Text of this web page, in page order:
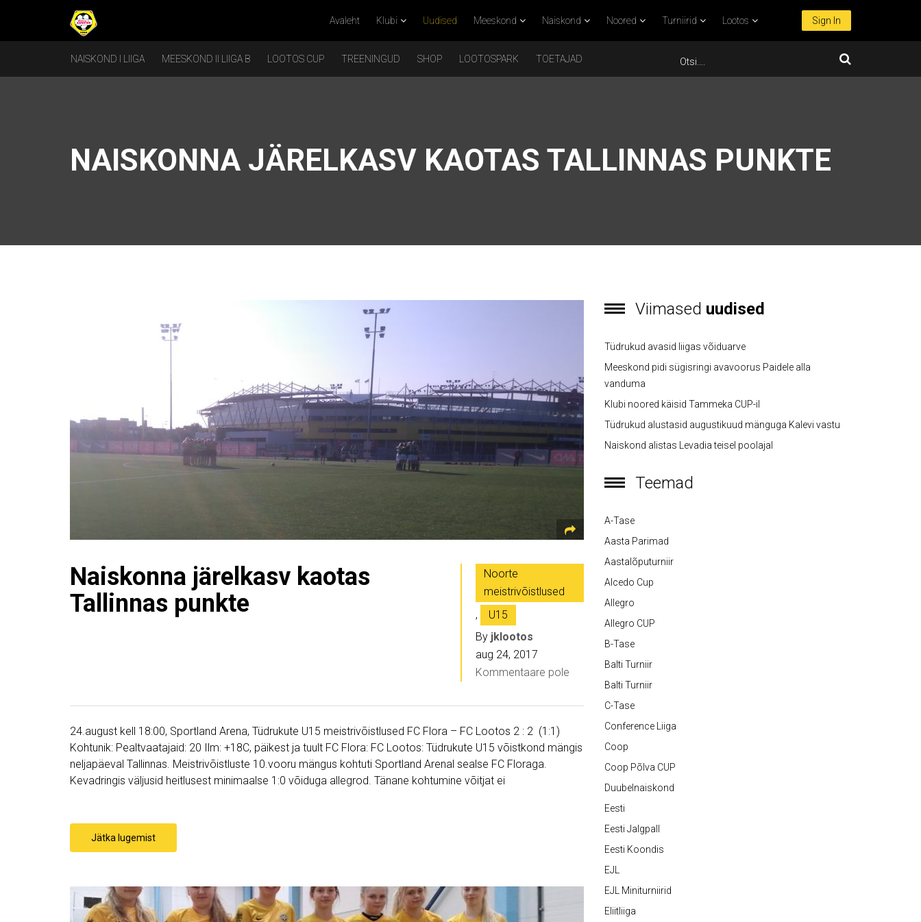
Avaleht Klubi Uudised Meeskond Naiskond Noored Turniirid Lootos Sign In
NAISKOND I LIIGA MEESKOND II LIIGA B LOOTOS CUP TREENINGUD SHOP LOOTOSPARK TOETAJAD
NAISKONNA JÄRELKASV KAOTAS TALLINNAS PUNKTE
Naiskonna järelkasv kaotas
Tallinnas punkte
Noorte
meistrivõistlused
,
U15
By jklootos
aug 24, 2017
Kommentaare pole
24.august kell 18:00, Sportland Arena, Tüdrukute U15 meistrivõistlused FC Flora – FC Lootos 2 : 2 (1:1)
Kohtunik: Pealtvaatajaid: 20 Ilm: +18C, päikest ja tuult FC Flora: FC Lootos: Tüdrukute U15 võistkond mängis
neljapäeval Tallinnas. Meistrivõistluste 10.vooru mängus kohtuti Sportland Arenal sealse FC Floraga.
Kevadringis väljusid heitlusest minimaalse 1:0 võiduga allegrod. Tänane kohtumine võitjat ei
Jätka lugemist
Viimased uudised
Tüdrukud avasid liigas võiduarve
Meeskond pidi sügisringi avavoorus Paidele alla
vanduma
Klubi noored käisid Tammeka CUP-il
Tüdrukud alustasid augustikuud mänguga Kalevi vastu
Naiskond alistas Levadia teisel poolajal
Teemad
A-Tase
Aasta Parimad
Aastalõputurniir
Alcedo Cup
Allegro
Allegro CUP
B-Tase
Balti Turniir
Balti Turniir
C-Tase
Conference Liiga
Coop
Coop Põlva CUP
Duubelnaiskond
Eesti
Eesti Jalgpall
Eesti Koondis
EJL
EJL Miniturniirid
Eliitliiga